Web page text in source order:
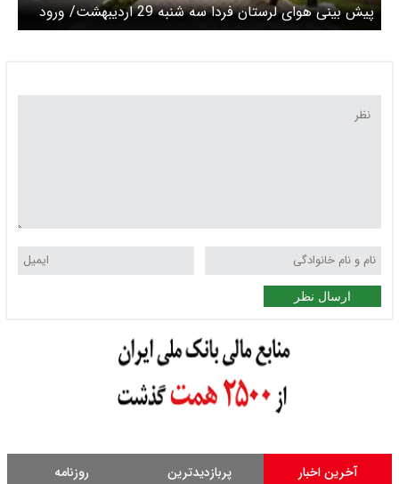
پیش بینی هوای لرستان فردا سه شنبه 29 اردیبهشت/ ورود
پدیده گردوغبار به استان
ارسال نظر
آخرین اخبار پربازدیدترین روزنامه